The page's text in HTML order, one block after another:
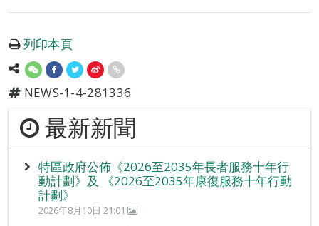
列印本頁
NEWS-1-4-281336
最新新聞
特區政府公佈《2026至2035年長者服務十年行
動計劃》及 《2026至2035年康復服務十年行動
計劃》
2026年8月10日 21:01